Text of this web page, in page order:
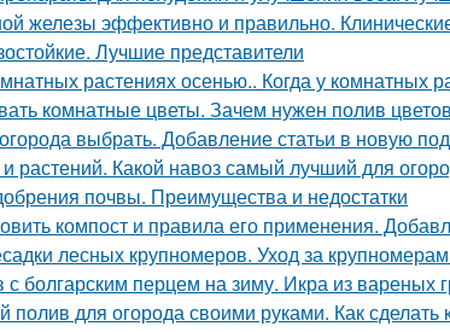
железы эффективно и правильно.
Лучшие представители
растениях осенью.. Когда у комнатных
комнатные цветы. Зачем нужен полив
выбрать. Добавление статьи в новую
растений. Какой навоз самый лучший для
почвы. Преимущества и недостатки
компост и правила его применения.
лесных крупномеров. Уход за
с болгарским перцем на зиму. Икра из вареных
полив для огорода своими руками. Как